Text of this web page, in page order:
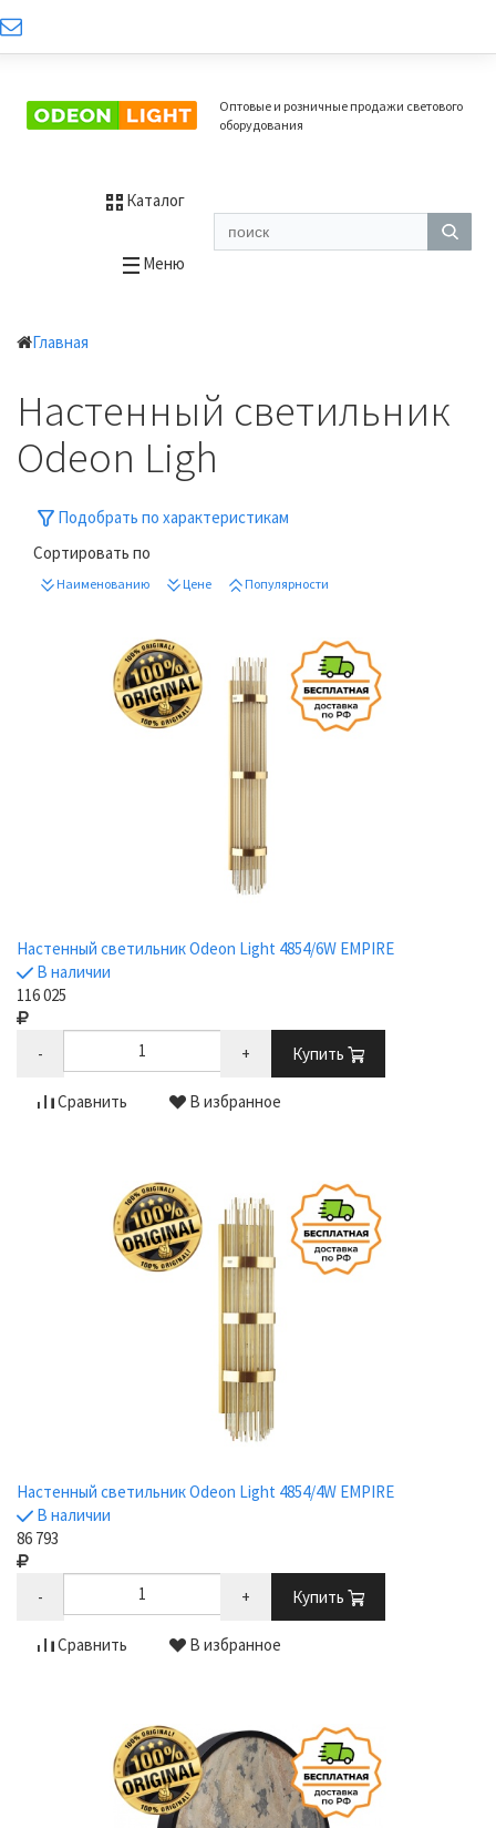
Оптовые и розничные продажи светового
оборудования
Каталог
Меню
Главная
Настенный светильник
Odeon Ligh
Подобрать по характеристикам
Сортировать по
Наименованию Цене Популярности
Настенный светильник Odeon Light 4854/6W EMPIRE
В наличии
116 025
- + Купить
Сравнить В избранное
Настенный светильник Odeon Light 4854/4W EMPIRE
В наличии
86 793
- + Купить
Сравнить В избранное